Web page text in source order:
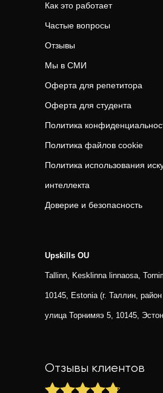
Как это работает
Частые вопросы
Отзывы
Мы в СМИ
Оферта для репетитора
Оферта для студента
Политика
Политика файлов cookie
Политика использования
интеллекта
Доверие и безопасность
Upskills OU
Tallinn, Kesklinna linnaosa,
10145, Estonia (г. Таллин,
улица Торнимяэ 5, 10145,
Отзывы клиентов